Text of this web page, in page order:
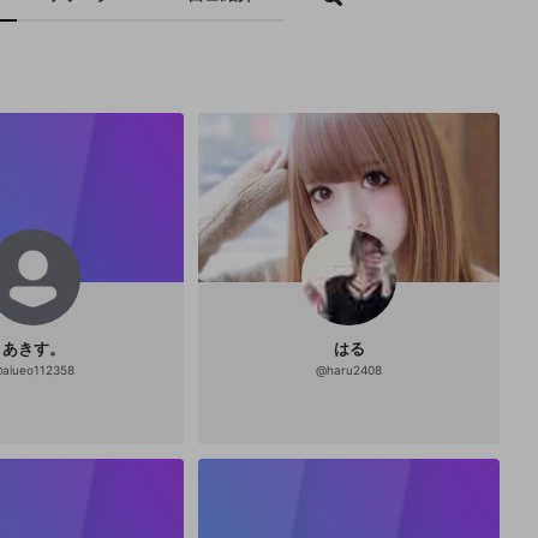
あきす。
aiueo112358
はる
@haru2408